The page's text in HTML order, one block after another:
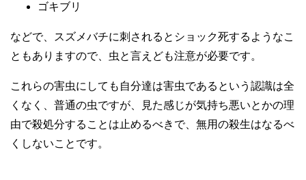
ゴキブリ
などで、スズメバチに刺されるとショック死するようなこ
ともありますので、虫と言えども注意が必要です。
これらの害虫にしても自分達は害虫であるという認識は全
くなく、普通の虫ですが、見た感じが気持ち悪いとかの理
由で殺処分することは止めるべきで、無用の殺生はなるべ
くしないことです。